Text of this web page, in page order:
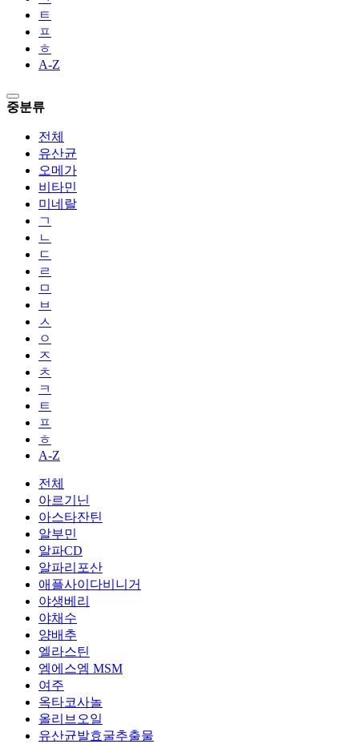
ㅌ
ㅍ
ㅎ
A-Z
중분류
전체
유산균
오메가
비타민
미네랄
ㄱ
ㄴ
ㄷ
ㄹ
ㅁ
ㅂ
ㅅ
ㅇ
ㅈ
ㅊ
ㅋ
ㅌ
ㅍ
ㅎ
A-Z
전체
아르기닌
아스타잔틴
알부민
알파CD
알파리포산
애플사이다비니거
야생베리
야채수
양배추
엘라스틴
엠에스엠 MSM
여주
옥타코사놀
올리브오일
유산균발효굴추출물